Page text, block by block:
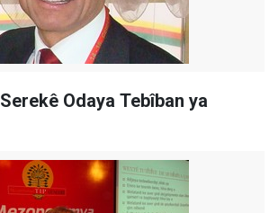
Odaya Tebîban ya